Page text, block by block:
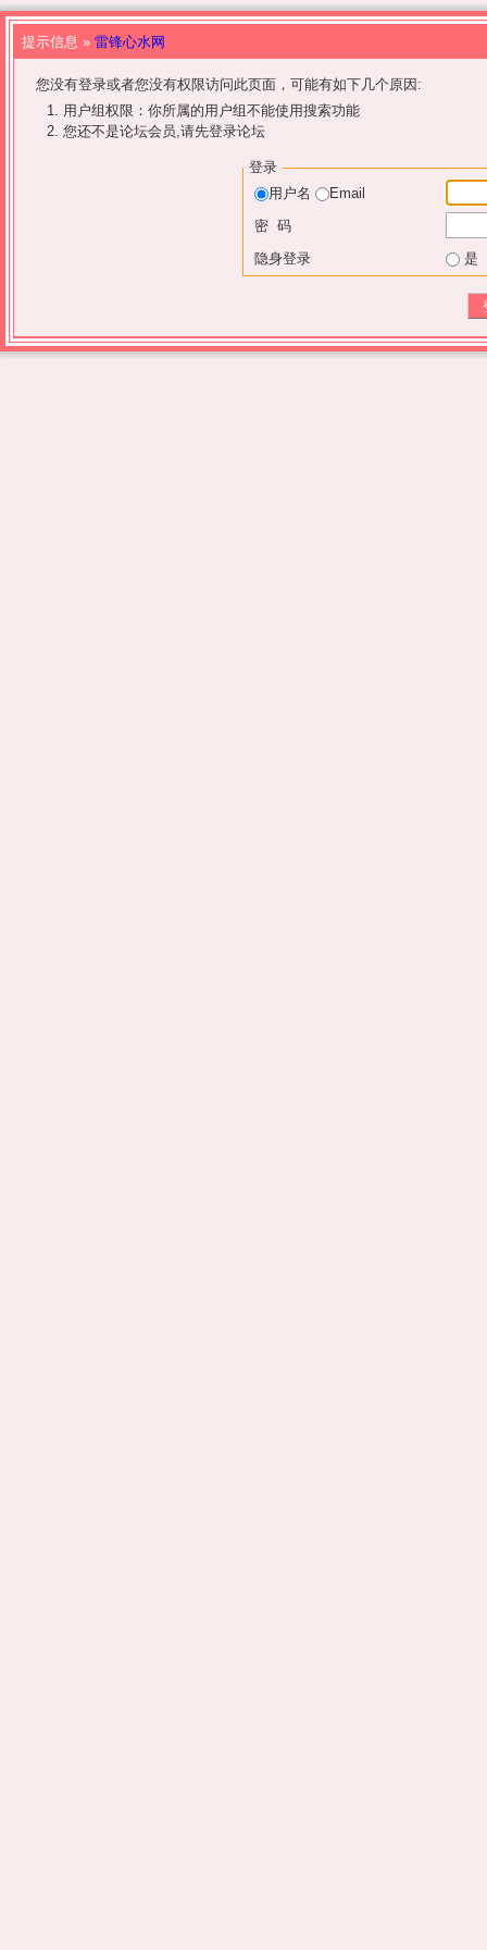
提示信息 » 雷锋心水网
您没有登录或者您没有权限访问此页面，可能有如下几个原因:
用户组权限：你所属的用户组不能使用搜索功能
您还不是论坛会员,请先登录论坛
登录
用户名
Email
密 码
隐身登录